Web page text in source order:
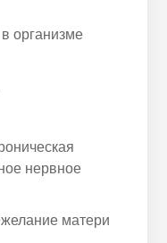
организме
нервное
матери